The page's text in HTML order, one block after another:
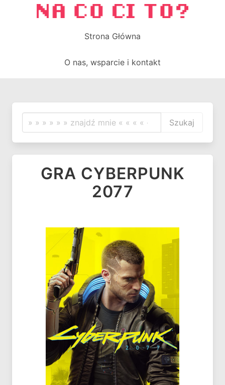
Strona Główna
O nas, wsparcie i kontakt
Szukaj
GRA CYBERPUNK
2077